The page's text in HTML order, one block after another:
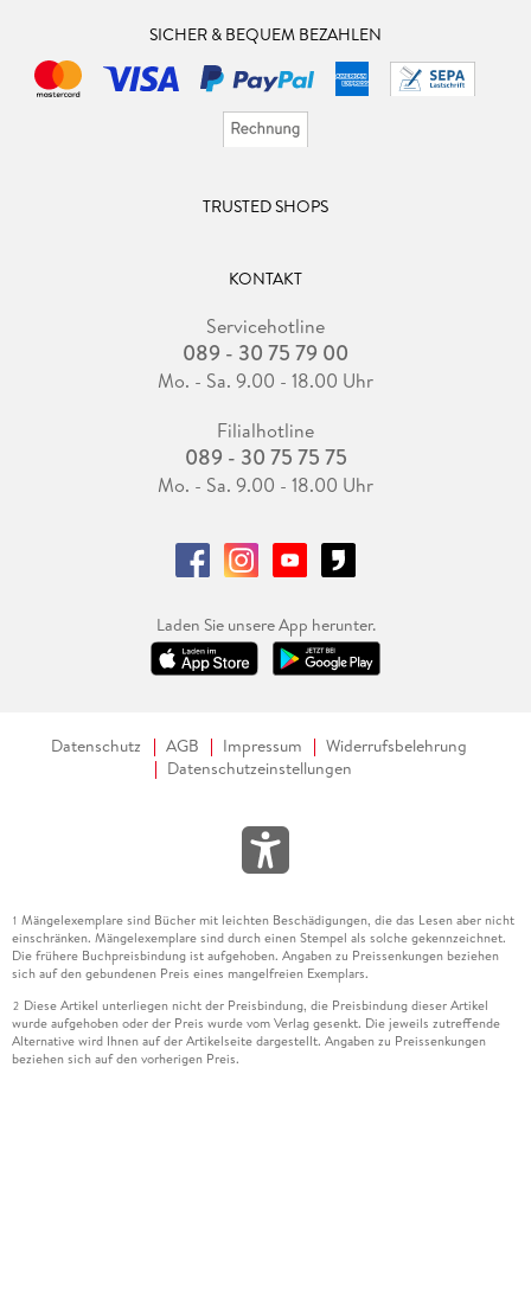
SICHER & BEQUEM BEZAHLEN
TRUSTED SHOPS
KONTAKT
Servicehotline
089 - 30 75 79 00
Mo. - Sa. 9.00 - 18.00 Uhr
Filialhotline
089 - 30 75 75 75
Mo. - Sa. 9.00 - 18.00 Uhr
Laden Sie unsere App herunter.
Datenschutz AGB Impressum
Widerrufsbelehrung
Datenschutzeinstellungen
1 Mängelexemplare sind Bücher mit leichten Beschädigungen, die das Lesen aber nicht
einschränken. Mängelexemplare sind durch einen Stempel als solche gekennzeichnet.
Die frühere Buchpreisbindung ist aufgehoben. Angaben zu Preissenkungen beziehen
sich auf den gebundenen Preis eines mangelfreien Exemplars.
2 Diese Artikel unterliegen nicht der Preisbindung, die Preisbindung dieser Artikel
wurde aufgehoben oder der Preis wurde vom Verlag gesenkt. Die jeweils zutreffende
Alternative wird Ihnen auf der Artikelseite dargestellt. Angaben zu Preissenkungen
beziehen sich auf den vorherigen Preis.